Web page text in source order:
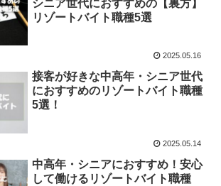
シニア世代におすすめの【裏方】
リゾートバイト職種5選
2025.05.16
接客が好きな中高年・シニア世代
におすすめのリゾートバイト職種
5選！
2025.05.14
中高年・シニアにおすすめ！安心
して働けるリゾートバイト職種